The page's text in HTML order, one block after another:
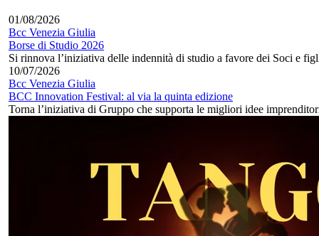
01/08/2026
Bcc Venezia Giulia
Borse di Studio 2026
Si rinnova l’iniziativa delle indennità di studio a favore dei Soci e
10/07/2026
Bcc Venezia Giulia
BCC Innovation Festival: al via la quinta edizione
Torna l’iniziativa di Gruppo che supporta le migliori idee